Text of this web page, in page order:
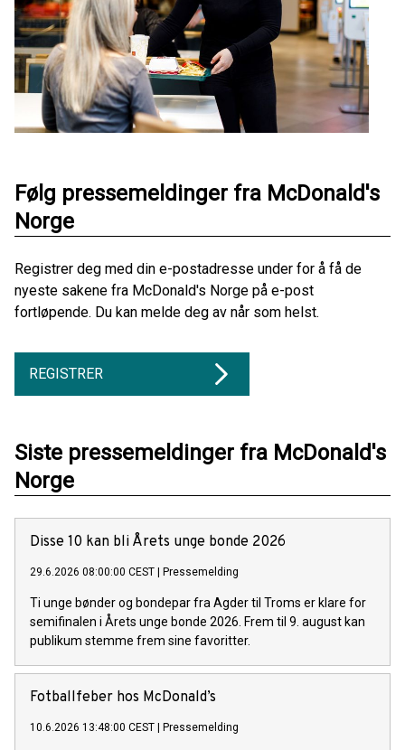
Følg pressemeldinger fra McDonald's
Norge
Registrer deg med din e-postadresse under for å få de
nyeste sakene fra McDonald's Norge på e-post
fortløpende. Du kan melde deg av når som helst.
REGISTRER
Siste pressemeldinger fra McDonald's
Norge
Disse 10 kan bli Årets unge bonde 2026
29.6.2026 08:00:00 CEST Pressemelding
Ti unge bønder og bondepar fra Agder til Troms er klare for
semifinalen i Årets unge bonde 2026. Frem til 9. august kan
publikum stemme frem sine favoritter.
Fotballfeber hos McDonald’s
10.6.2026 13:48:00 CEST Pressemelding